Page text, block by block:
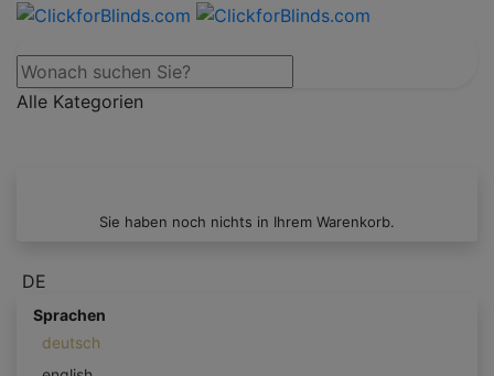
Alle Kategorien
Sie haben noch nichts in Ihrem Warenkorb.
DE
Sprachen
deutsch